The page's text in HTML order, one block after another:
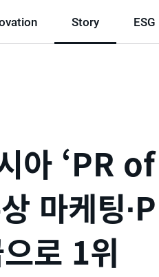
Story ESG
아 ‘PR
마케팅
로 1위